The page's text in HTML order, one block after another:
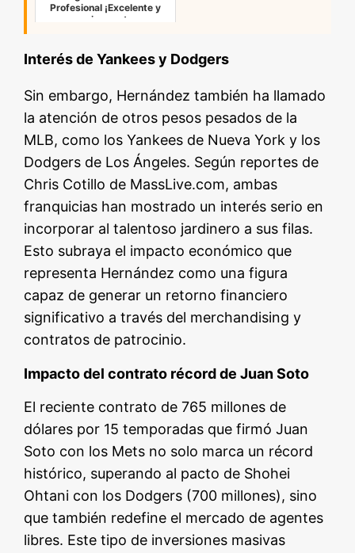
Profesional ¡Excelente y
curiosa est…
Interés de Yankees y Dodgers
Sin embargo, Hernández también ha llamado
la atención de otros pesos pesados de la
MLB, como los Yankees de Nueva York y los
Dodgers de Los Ángeles. Según reportes de
Chris Cotillo de MassLive.com, ambas
franquicias han mostrado un interés serio en
incorporar al talentoso jardinero a sus filas.
Esto subraya el impacto económico que
representa Hernández como una figura
capaz de generar un retorno financiero
significativo a través del merchandising y
contratos de patrocinio.
Impacto del contrato récord de Juan Soto
El reciente contrato de 765 millones de
dólares por 15 temporadas que firmó Juan
Soto con los Mets no solo marca un récord
histórico, superando al pacto de Shohei
Ohtani con los Dodgers (700 millones), sino
que también redefine el mercado de agentes
libres. Este tipo de inversiones masivas